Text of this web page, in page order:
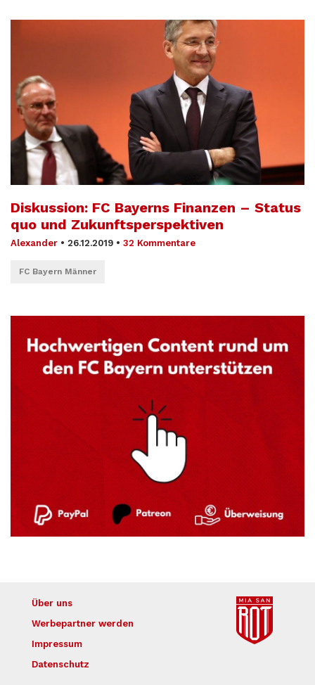
Diskussion: FC Bayerns Finanzen – Status
quo und Zukunftsperspektiven
Alexander • 26.12.2019 • 32 Kommentare
FC Bayern Männer
Über uns
Werbepartner werden
Impressum
Datenschutz